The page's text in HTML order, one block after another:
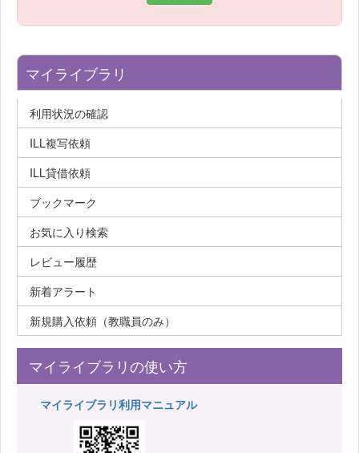
マイライブラリ
利用状況の確認
ILL複写依頼
ILL貸借依頼
ブックマーク
お気に入り検索
レビュー履歴
新着アラート
新規購入依頼（教職員のみ）
マイライブラリの使い方
マイライブラリ利用マニュアル